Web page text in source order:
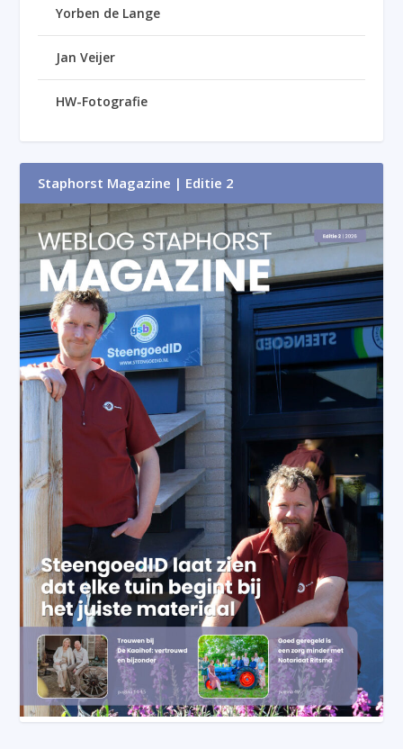
Yorben de Lange
Jan Veijer
HW-Fotografie
Staphorst Magazine | Editie 2